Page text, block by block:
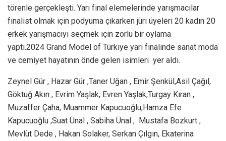
törenle gerçekleşti. Yarı final elemelerinde yarışmacılar
finalist olmak için podyuma çıkarken jüri üyeleri 20 kadın 20
erkek yarışmacıyı seçmek için zorlu bir oylama
yaptı.2024 Grand Model of Türkiye yarı finalinde sanat moda
ve cemiyet hayatının önde gelen isimleri yer aldı.
Zeynel Gür , Hazar Gür ,Taner Uğan , Emir Şenkül,Asil Çağıl,
Göktuğ Akın , Evrim Yaşlak, Evren Yaşlak,Turgay Kıran ,
Muzaffer Çaha, Muammer Kapucuoğlu,Hamza Efe
Kapucuoğlu ,Suat Ünal , Sabiha Ünal , Mustafa Bozkurt ,
Mevlüt Dede , Hakan Solaker, Serkan Çılgın, Ekaterina